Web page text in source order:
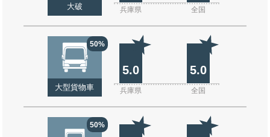
大破 兵庫県 全国
50%
大型貨物車
5.0 5.0
兵庫県 全国
50%